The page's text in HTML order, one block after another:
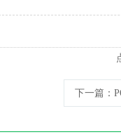
下一篇 ：